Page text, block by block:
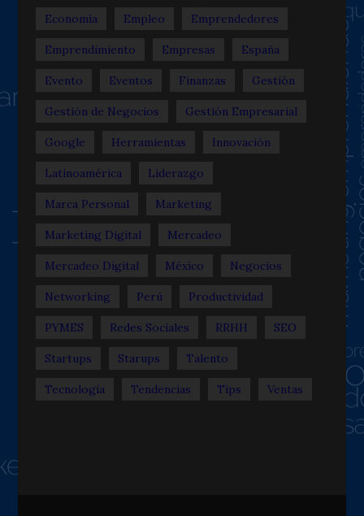
Economía Empleo Emprendedores
Emprendimiento Empresas España
Evento Eventos Finanzas Gestión
Gestión de Negocios Gestión Empresarial
Google Herramientas Innovación
Latinoamérica Liderazgo
Marca Personal Marketing
Marketing Digital Mercadeo
Mercadeo Digital México Negocios
Networking Perú Productividad
PYMES Redes Sociales RRHH SEO
Startups Starups Talento
Tecnología Tendencias Tips Ventas